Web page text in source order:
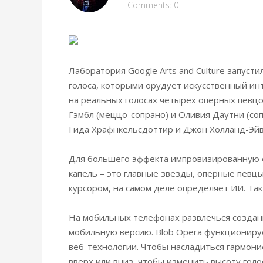
Comments: 0
Лаборатория Google Arts and Culture
голоса, которыми орудует искусственный
на реальных голосах четырех оперных
Гэмбл (меццо-сопрано) и Оливия Даутни
Гида Храфнкельсдоттир и Джон Холланд-
Для большего эффекта импровизированную
капель – это главные звезды, оперные
курсором, на самом деле определяет ИИ.
На мобильных телефонах развлечься
мобильную версию. Blob Opera
веб-технологии. Чтобы насладиться